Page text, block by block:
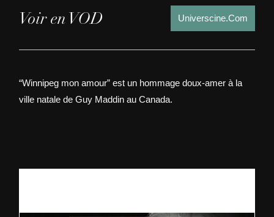
Voir en VOD Universcine.com
“Winnipeg mon amour” est un hommage doux-amer à la
ville natale de Guy Maddin au Canada.